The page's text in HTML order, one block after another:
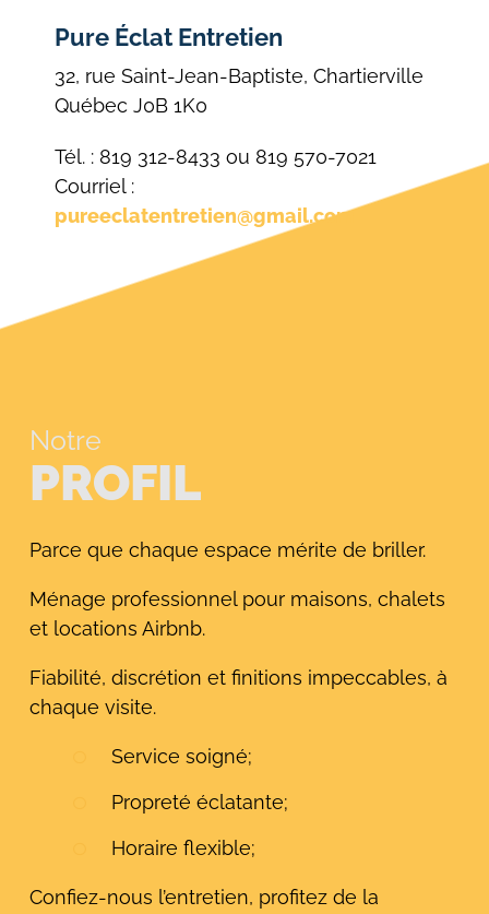
Pure Éclat Entretien
32, rue Saint-Jean-Baptiste, Chartierville
Québec J0B 1K0
Tél. : 819 312-8433 ou 819 570-7021
Courriel :
pureeclatentretien@gmail.com
Notre
PROFIL
Parce que chaque espace mérite de briller.
Ménage professionnel pour maisons, chalets
et locations Airbnb.
Fiabilité, discrétion et finitions impeccables, à
chaque visite.
Service soigné;
Propreté éclatante;
Horaire flexible;
Confiez-nous l’entretien, profitez de la